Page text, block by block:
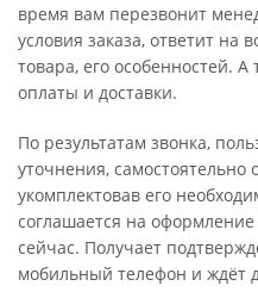
время вам перезвонит
условия заказа, ответит на
товара, его особенностей.
оплаты и доставки.
По результатам звонка,
уточнения, самостоятельно
укомплектовав его
соглашается на
сейчас. Получает
мобильный телефон и ждёт